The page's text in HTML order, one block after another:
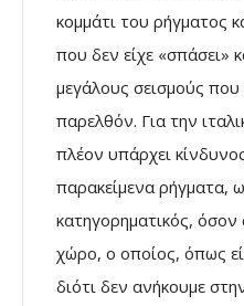
κομμάτι του ρήγματος
που δεν είχε «σπάσει»
μεγάλους σεισμούς που
παρελθόν. Για την
πλέον υπάρχει
παρακείμενα ρήγματα,
κατηγορηματικός,
χώρο, ο οποίος, όπως
διότι δεν ανήκουμε